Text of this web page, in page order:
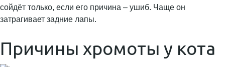
сойдёт только, если его причина – ушиб. Чаще он
затрагивает задние лапы.
Причины хромоты у кота